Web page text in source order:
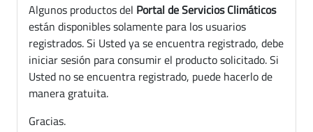
Algunos productos del Portal de Servicios Climáticos
están disponibles solamente para los usuarios
registrados. Si Usted ya se encuentra registrado, debe
iniciar sesión para consumir el producto solicitado. Si
Usted no se encuentra registrado, puede hacerlo de
manera gratuita.
Gracias.